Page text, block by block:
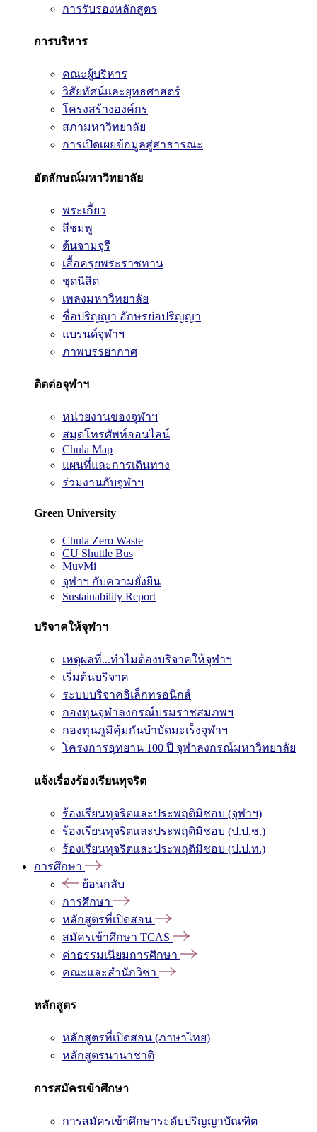
การรับรองหลักสูตร
การบริหาร
คณะผู้บริหาร
วิสัยทัศน์และยุทธศาสตร์
โครงสร้างองค์กร
สภามหาวิทยาลัย
การเปิดเผยข้อมูลสู่สาธารณะ
อัตลักษณ์มหาวิทยาลัย
พระเกี้ยว
สีชมพู
ต้นจามจุรี
เสื้อครุยพระราชทาน
ชุดนิสิต
เพลงมหาวิทยาลัย
ชื่อปริญญา อักษรย่อปริญญา
แบรนด์จุฬาฯ
ภาพบรรยากาศ
ติดต่อจุฬาฯ
หน่วยงานของจุฬาฯ
สมุดโทรศัพท์ออนไลน์
Chula Map
แผนที่และการเดินทาง
ร่วมงานกับจุฬาฯ
Green University
Chula Zero Waste
CU Shuttle Bus
MuvMi
จุฬาฯ กับความยั่งยืน
Sustainability Report
บริจาคให้จุฬาฯ
เหตุผลที่...ทำไมต้องบริจาคให้จุฬาฯ
เริ่มต้นบริจาค
ระบบบริจาคอิเล็กทรอนิกส์
กองทุนจุฬาลงกรณ์บรมราชสมภพฯ
กองทุนภูมิคุ้มกันบำบัดมะเร็งจุฬาฯ
โครงการอุทยาน 100 ปี จุฬาลงกรณ์มหาวิทยาลัย
แจ้งเรื่องร้องเรียนทุจริต
ร้องเรียนทุจริตและประพฤติมิชอบ (จุฬาฯ)
ร้องเรียนทุจริตและประพฤติมิชอบ (ป.ป.ช.)
ร้องเรียนทุจริตและประพฤติมิชอบ (ป.ป.ท.)
การศึกษา
ย้อนกลับ
การศึกษา
หลักสูตรที่เปิดสอน
สมัครเข้าศึกษา TCAS
ค่าธรรมเนียมการศึกษา
คณะและสำนักวิชา
หลักสูตร
หลักสูตรที่เปิดสอน (ภาษาไทย)
หลักสูตรนานาชาติ
การสมัครเข้าศึกษา
การสมัครเข้าศึกษาระดับปริญญาบัณฑิต